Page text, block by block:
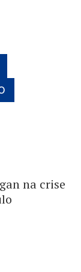
na crise